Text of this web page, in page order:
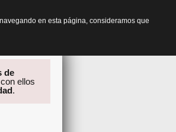
de
ellos
.
en esta página, consideramos que